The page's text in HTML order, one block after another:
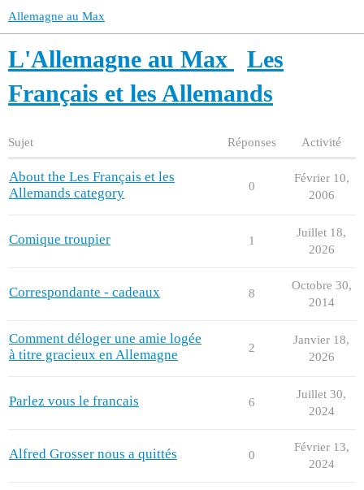
Allemagne au Max
L'Allemagne au Max
Les
Français et les Allemands
Sujet Réponses Activité
About the Les Français et les
Allemands category
0
Février 10,
2006
Comique troupier 1
Juillet 18,
2026
Correspondante - cadeaux 8
Octobre 30,
2014
Comment déloger une amie logée
à titre gracieux en Allemagne
2
Janvier 18,
2026
Parlez vous le francais 6
Juillet 30,
2024
Alfred Grosser nous a quittés 0
Février 13,
2024